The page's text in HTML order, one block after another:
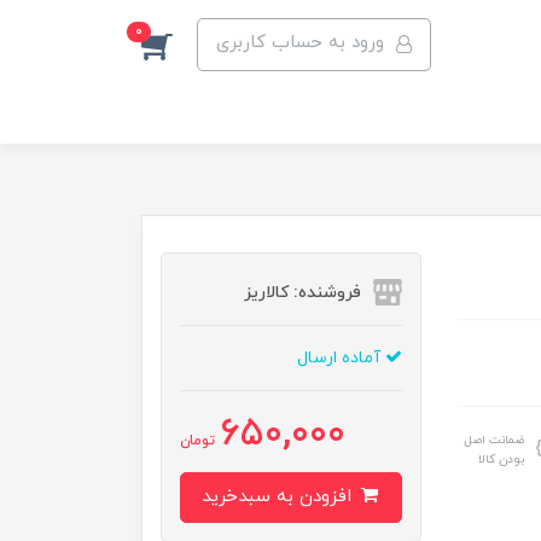
ورود به حساب کاربری 0
ضمانت اصل
بودن کالا
فروشنده: کالاریز
آماده ارسال
650,000 تومان